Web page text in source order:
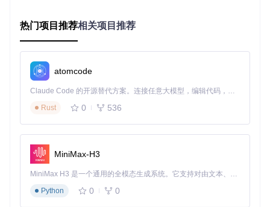
AV文件高效处理，解析速度较传统工具提升40%。前端使用
ue组件库
构建响应式界面，适配从手机到大屏的多终端访问。
后端基于Gin框架
求。
实战场景：从个人私服到企业级运维
小型私服
：通过白名单管理功能控制玩家准入，利用自动备
商业运营：通过REST API对接计费系统，实现玩家数据与
付费服务的联动管理
结语：重新定义服务器管理体验
热门项目推荐相关项目推荐
atomcode
Claude Code 的开源替代方案。连接任意大模型，编辑代码，运行命令，自动验证 — 全自动执行。用 Rust 构建，极致性能。 ｜ An open-source alternative to Claude Code. Connect any LLM, edit code, run commands, and verify changes — autonomously. Built in Rust for speed. Get Started
Rust
0 536
MiniMax-H3
MiniMax H3 是一个通用的全模态生成系统。它支持对由文本、图像、视频和音频组成的多模态上下文进行统一理解，并能生成分辨率高达 2K、时长可达 15 秒的带原生立体声音频的视频。得益于面向任务泛化的系统设计，H3 在预训练阶段就已具备广泛的多模态上下文理解与生成能力，能够出色地执行复杂的多模态指令。
Python
0 0